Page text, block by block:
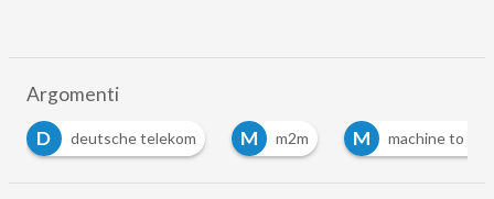
Argomenti
M
m2m M machine to machine O orange